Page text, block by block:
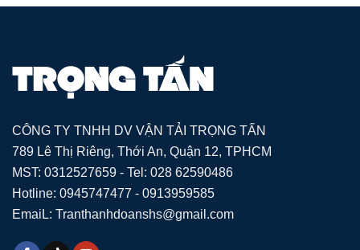
CÔNG TY TNHH DV VẬN TẢI TRỌNG TẤN
789 Lê Thị Riêng, Thới An, Quận 12, TPHCM
MST: 0312527659 - Tel: 028 62590486
Hotline: 0945747477 - 0913959585
EmaiL: Tranthanhdoanshs@gmail.com